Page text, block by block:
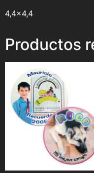
4,4×4,4
Productos